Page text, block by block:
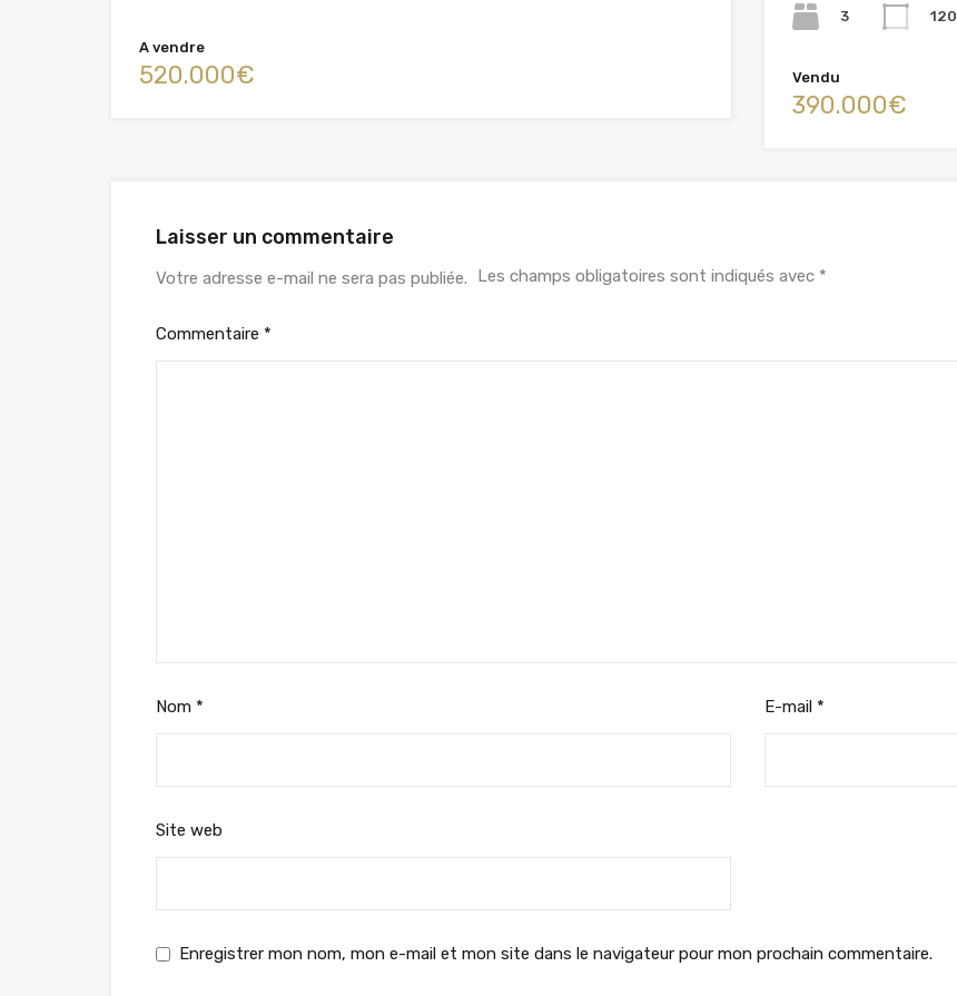
A vendre
520.000€
3
120
Vendu
390.000€
Laisser un commentaire
Votre adresse e-mail ne sera pas publiée. Les champs obligatoires sont indiqués avec *
Commentaire *
Nom * E-mail *
Site web
Enregistrer mon nom, mon e-mail et mon site dans le navigateur pour mon prochain commentaire.